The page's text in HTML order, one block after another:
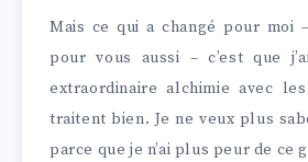
Mais ce qui a changé pour moi
pour vous aussi – c’est que
extraordinaire alchimie avec
traitent bien. Je ne veux plus
parce que je n’ai plus peur de ce